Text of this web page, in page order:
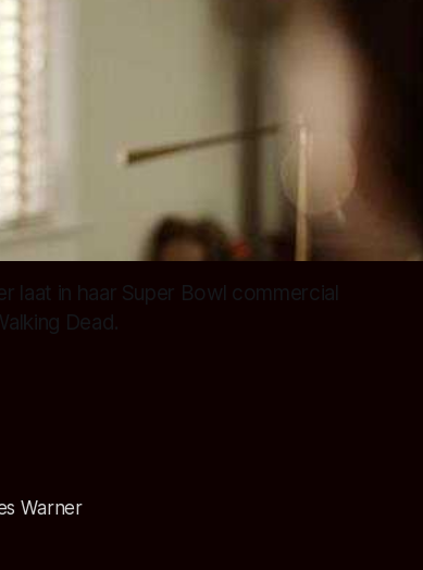
laat in haar Super Bowl commercial
Dead.